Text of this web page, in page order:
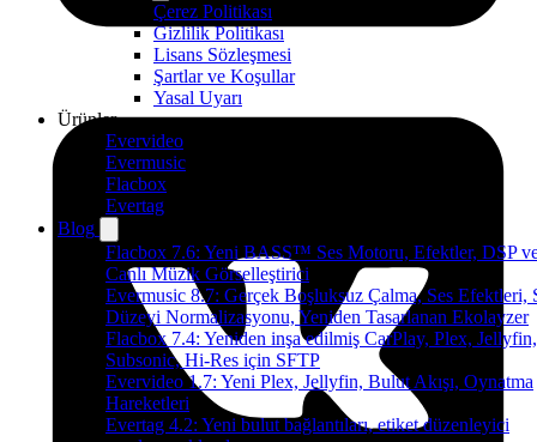
Çerez Politikası
Gizlilik Politikası
Lisans Sözleşmesi
Şartlar ve Koşullar
Yasal Uyarı
Ürünler
Evervideo
Evermusic
Flacbox
Evertag
Blog
Flacbox 7.6: Yeni BASS™ Ses Motoru, Efektler, DSP
Canlı Müzik Görselleştirici
Evermusic 8.7: Gerçek Boşluksuz Çalma, Ses Efektleri,
Düzeyi Normalizasyonu, Yeniden Tasarlanan Ekolayzer
Flacbox 7.4: Yeniden inşa edilmiş CarPlay, Plex, Jellyfin,
Subsonic, Hi-Res için SFTP
Evervideo 1.7: Yeni Plex, Jellyfin, Bulut Akışı, Oynatma
Hareketleri
Evertag 4.2: Yeni bulut bağlantıları, etiket düzenleyici